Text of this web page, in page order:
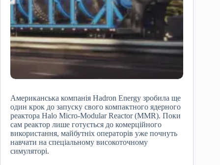
Американська компанія Hadron Energy зробила ще
один крок до запуску свого компактного ядерного
реактора Halo Micro-Modular Reactor (MMR). Поки
сам реактор лише готується до комерційного
використання, майбутніх операторів уже почнуть
навчати на спеціальному високоточному
симуляторі.